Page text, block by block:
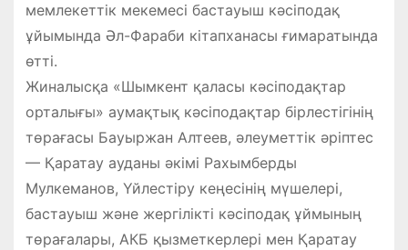
мемлекеттік мекемесі бастауыш кәсіподақ
ұйымында Әл-Фараби кітапханасы ғимаратында
өтті.
Жиналысқа «Шымкент қаласы кәсіподақтар
орталығы» аумақтық кәсіподақтар бірлестігінің
төрағасы Бауыржан Алтеев, әлеуметтік әріптес
— Қаратау ауданы әкімі Рахымберды
Мулкеманов, Үйлестіру кеңесінің мүшелері,
бастауыш және жергілікті кәсіподақ ұймының
төрағалары, АКБ қызметкерлері мен Қаратау